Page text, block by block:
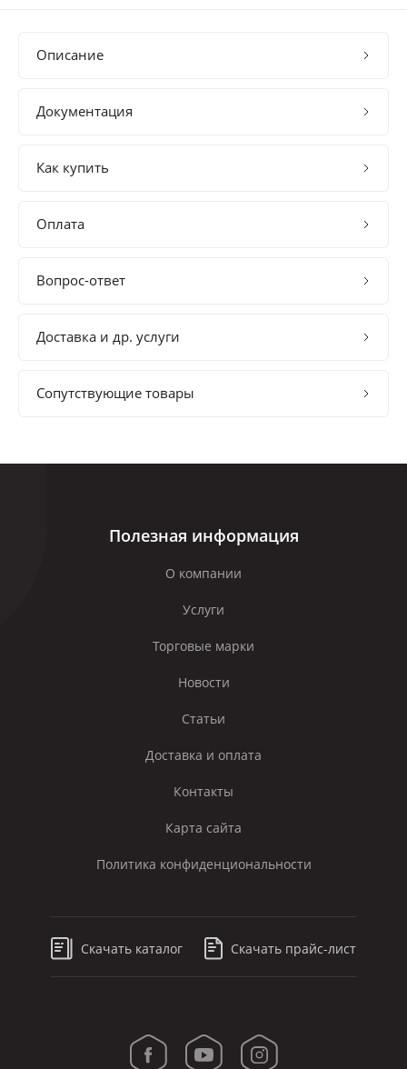
Описание
Документация
Как купить
Оплата
Вопрос-ответ
Доставка и др. услуги
Сопутствующие товары
Полезная информация
О компании
Услуги
Торговые марки
Новости
Статьи
Доставка и оплата
Контакты
Карта сайта
Политика конфиденциональности
Скачать каталог Скачать прайс-лист